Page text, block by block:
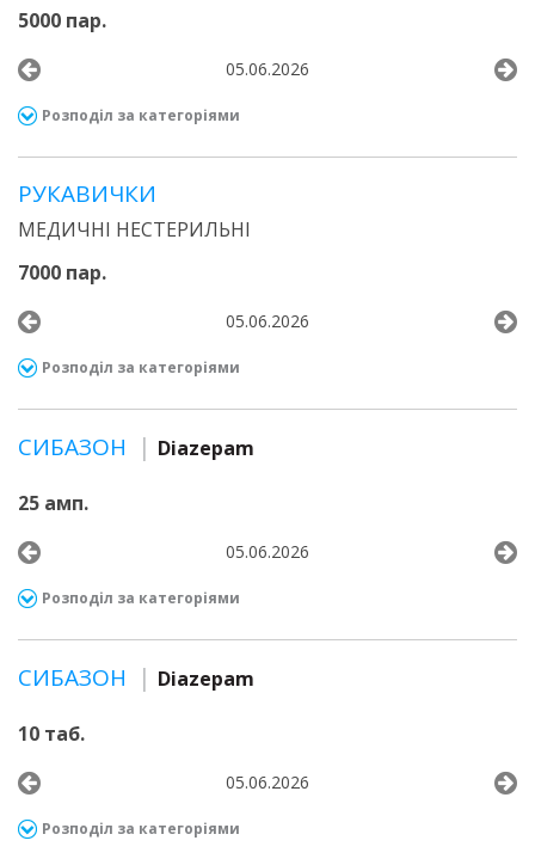
5000 пар.
05.06.2026
Розподіл за категоріями
РУКАВИЧКИ
МЕДИЧНІ НЕСТЕРИЛЬНІ
7000 пар.
05.06.2026
Розподіл за категоріями
СИБАЗОН Diazepam
25 амп.
05.06.2026
Розподіл за категоріями
СИБАЗОН Diazepam
10 таб.
05.06.2026
Розподіл за категоріями